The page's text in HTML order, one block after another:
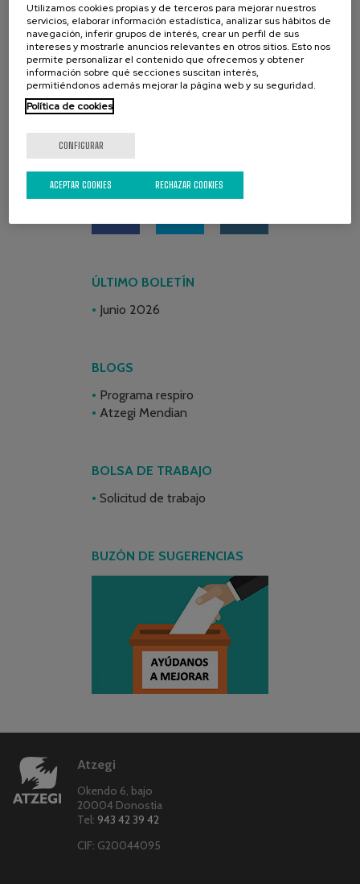
ÚLTIMO BOLETÍN
Junio 2026
BLOGS
Programa respiro
Atzegi Mendian
BOLSA DE TRABAJO
Solicitud de trabajo
BUZÓN DE SUGERENCIAS
Atzegi
Okendo 6, bajo
20004 Donostia
Tel: 943 42 39 42
CIF: G20044095
Utilizamos cookies propias y de terceros para mejorar nuestros
servicios, elaborar información estadística, analizar sus hábitos de
navegación, inferir grupos de interés, crear un perfil de sus
intereses y mostrarle anuncios relevantes en otros sitios. Esto nos
permite personalizar el contenido que ofrecemos y obtener
información sobre qué secciones suscitan interés,
permitiéndonos además mejorar la página web y su seguridad.
Política de cookies
CONFIGURAR
RECHAZAR COOKIES
ACEPTAR COOKIES